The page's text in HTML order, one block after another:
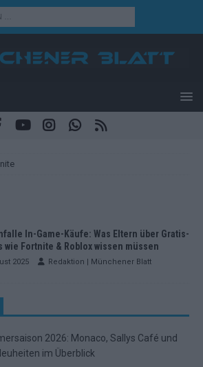
In-Game-Käufe: Was Eltern über Gratis-
wie Fortnite & Roblox wissen müssen
2025 Redaktion | Münchener Blatt